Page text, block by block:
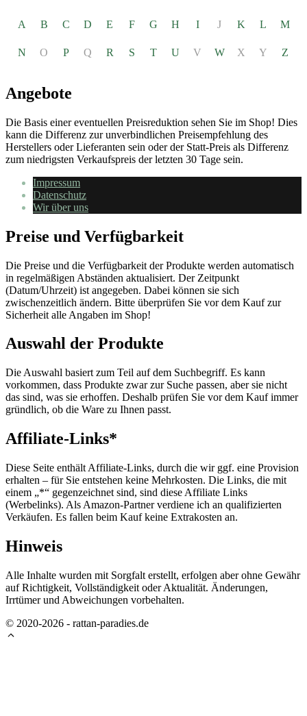
A B C D E F G H I J K L M
N O P Q R S T U V W X Y Z
Angebote
Die Basis einer eventuellen Preisreduktion sehen Sie im Shop! Dies
kann die Differenz zur unverbindlichen Preisempfehlung des
Herstellers oder Lieferanten sein oder der Statt-Preis als Differenz
zum niedrigsten Verkaufspreis der letzten 30 Tage sein.
Impressum
Datenschutz
Wir über uns
Preise und Verfügbarkeit
Die Preise und die Verfügbarkeit der Produkte werden automatisch
in regelmäßigen Abständen aktualisiert. Der Zeitpunkt
(Datum/Uhrzeit) ist angegeben. Dabei können sie sich
zwischenzeitlich ändern. Bitte überprüfen Sie vor dem Kauf zur
Sicherheit alle Angaben im Shop!
Auswahl der Produkte
Die Auswahl basiert zum Teil auf dem Suchbegriff. Es kann
vorkommen, dass Produkte zwar zur Suche passen, aber sie nicht
das sind, was sie erhoffen. Deshalb prüfen Sie vor dem Kauf immer
gründlich, ob die Ware zu Ihnen passt.
Affiliate-Links*
Diese Seite enthält Affiliate-Links, durch die wir ggf. eine Provision
erhalten – für Sie entstehen keine Mehrkosten. Die Links, die mit
einem „*“ gegenzeichnet sind, sind diese Affiliate Links
(Werbelinks). Als Amazon-Partner verdiene ich an qualifizierten
Verkäufen. Es fallen beim Kauf keine Extrakosten an.
Hinweis
Alle Inhalte wurden mit Sorgfalt erstellt, erfolgen aber ohne Gewähr
auf Richtigkeit, Vollständigkeit oder Aktualität. Änderungen,
Irrtümer und Abweichungen vorbehalten.
© 2020-2026 - rattan-paradies.de